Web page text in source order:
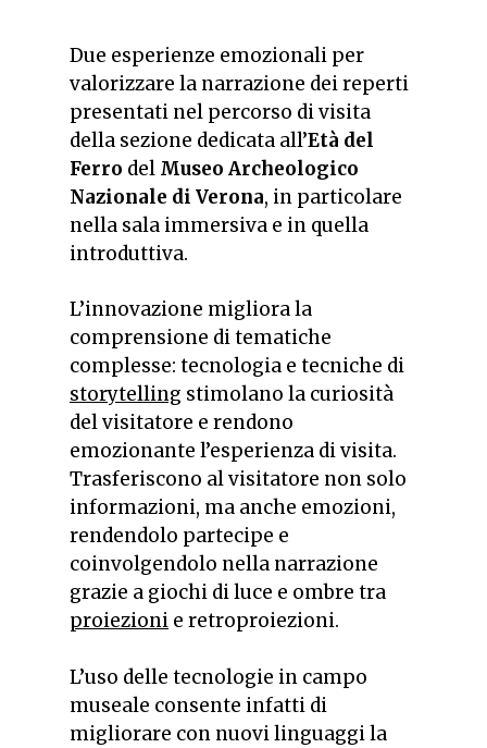
Due esperienze emozionali per
valorizzare la narrazione dei reperti
presentati nel percorso di visita
della sezione dedicata all’Età del
Ferro del Museo Archeologico
Nazionale di Verona, in particolare
nella sala immersiva e in quella
introduttiva.
L’innovazione migliora la
comprensione di tematiche
complesse: tecnologia e tecniche di
storytelling stimolano la curiosità
del visitatore e rendono
emozionante l’esperienza di visita.
Trasferiscono al visitatore non solo
informazioni, ma anche emozioni,
rendendolo partecipe e
coinvolgendolo nella narrazione
grazie a giochi di luce e ombre tra
proiezioni e retroproiezioni.
L’uso delle tecnologie in campo
museale consente infatti di
migliorare con nuovi linguaggi la